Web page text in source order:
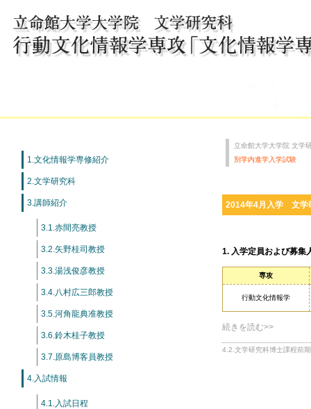
1.文化情報学専修紹介
2.文学研究科
3.講師紹介
3.1.赤間亮教授
3.2.矢野桂司教授
3.3.湯浅俊彦教授
3.4.八村広三郎教授
3.5.河角龍典准教授
3.6.鈴木桂子教授
3.7.原島博客員教授
4.入試情報
4.1.入試日程
立命館大学大学院 文学
別学内進学入学試験
2014年4月入学 文学
1. 入学定員および募集
専攻
行動文化情報学
続きを読む>>
4.2.文学研究科博士課程前